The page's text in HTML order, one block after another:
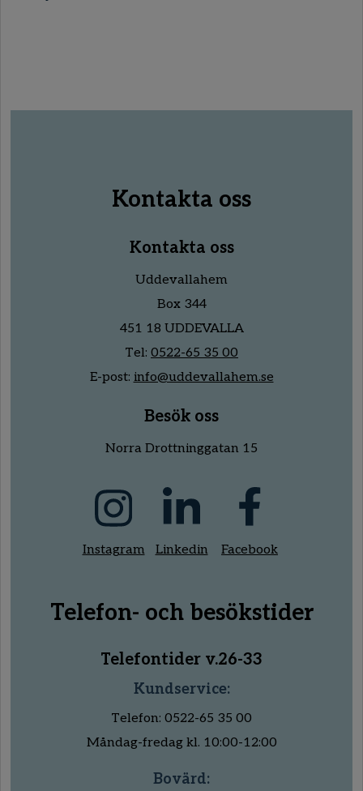
Kontakta oss
Kontakta oss
Uddevallahem
Box 344
451 18 UDDEVALLA
Tel: 0522-65 35 00
E-post: info@uddevallahem.se
Besök oss
Norra Drottninggatan 15
Instagram Linkedin Facebook
Telefon- och besökstider
Telefontider v.26-33
Kundservice:
Telefon: 0522-65 35 00
Måndag-fredag kl. 10:00-12:00
Bovärd: